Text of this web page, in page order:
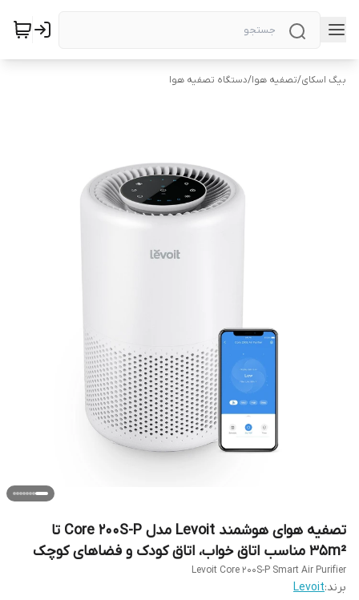
بیگ اسکای/تصفیه هوا/دستگاه تصفیه هوا
تصفیه هوای هوشمند Levoit مدل Core 200S-P تا
35m² مناسب اتاق خواب، اتاق کودک و فضاهای کوچک
Levoit Core 200S-P Smart Air Purifier
برند:Levoit